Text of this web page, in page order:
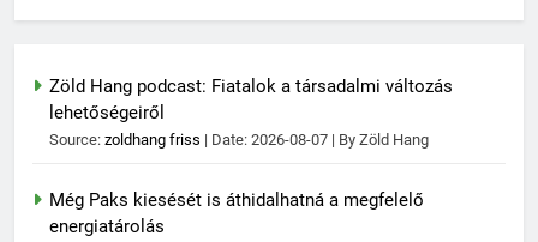
Zöld Hang podcast: Fiatalok a társadalmi változás
lehetőségeiről
Source: zoldhang friss Date: 2026-08-07 By Zöld Hang
Még Paks kiesését is áthidalhatná a megfelelő
energiatárolás